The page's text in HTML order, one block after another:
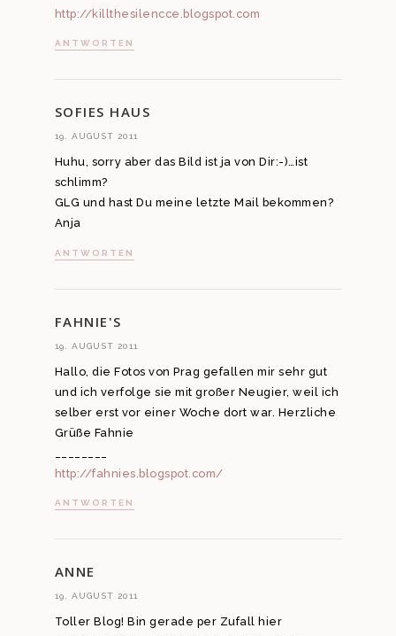
http://killthesilencce.blogspot.com
ANTWORTEN
SOFIES HAUS
19. AUGUST 2011
Huhu, sorry aber das Bild ist ja von Dir:-)…ist
schlimm?
GLG und hast Du meine letzte Mail bekommen?
Anja
ANTWORTEN
FAHNIE'S
19. AUGUST 2011
Hallo, die Fotos von Prag gefallen mir sehr gut
und ich verfolge sie mit großer Neugier, weil ich
selber erst vor einer Woche dort war. Herzliche
Grüße Fahnie
http://fahnies.blogspot.com/
ANTWORTEN
ANNE
19. AUGUST 2011
Toller Blog! Bin gerade per Zufall hier